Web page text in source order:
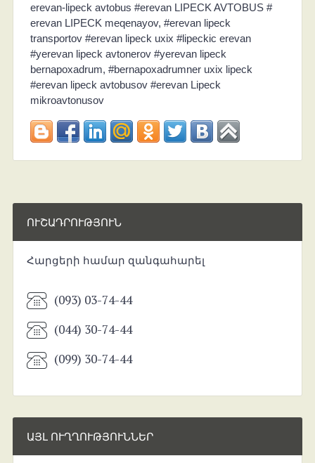
erevan-lipeck avtobus #erevan LIPECK AVTOBUS #
erevan LIPECK meqenayov, #erevan lipeck
transportov #erevan lipeck uxix #lipeckic erevan
#yerevan lipeck avtonerov #yerevan lipeck
bernapoxadrum, #bernapoxadrumner uxix lipeck
#erevan lipeck avtobusov #erevan Lipeck
mikroavtonusov
ՈՒՇԱԴՐՈՒԹՅՈՒՆ
Հարցերի համար զանգահարել
(093) 03-74-44
(044) 30-74-44
(099) 30-74-44
ԱՅԼ ՈՒՂՂՈՒԹՅՈՒՆՆԵՐ